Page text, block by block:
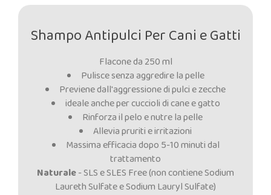
Shampo Antipulci Per Cani e Gatti
Flacone da 250 ml
Pulisce senza aggredire la pelle
Previene dall'aggressione di pulci e zecche
ideale anche per cuccioli di cane e gatto
Rinforza il pelo e nutre la pelle
Allevia pruriti e irritazioni
Massima efficacia dopo 5-10 minuti dal
trattamento
Naturale- SLS e SLES Free (non contiene Sodium
Laureth Sulfate e Sodium Lauryl Sulfate)